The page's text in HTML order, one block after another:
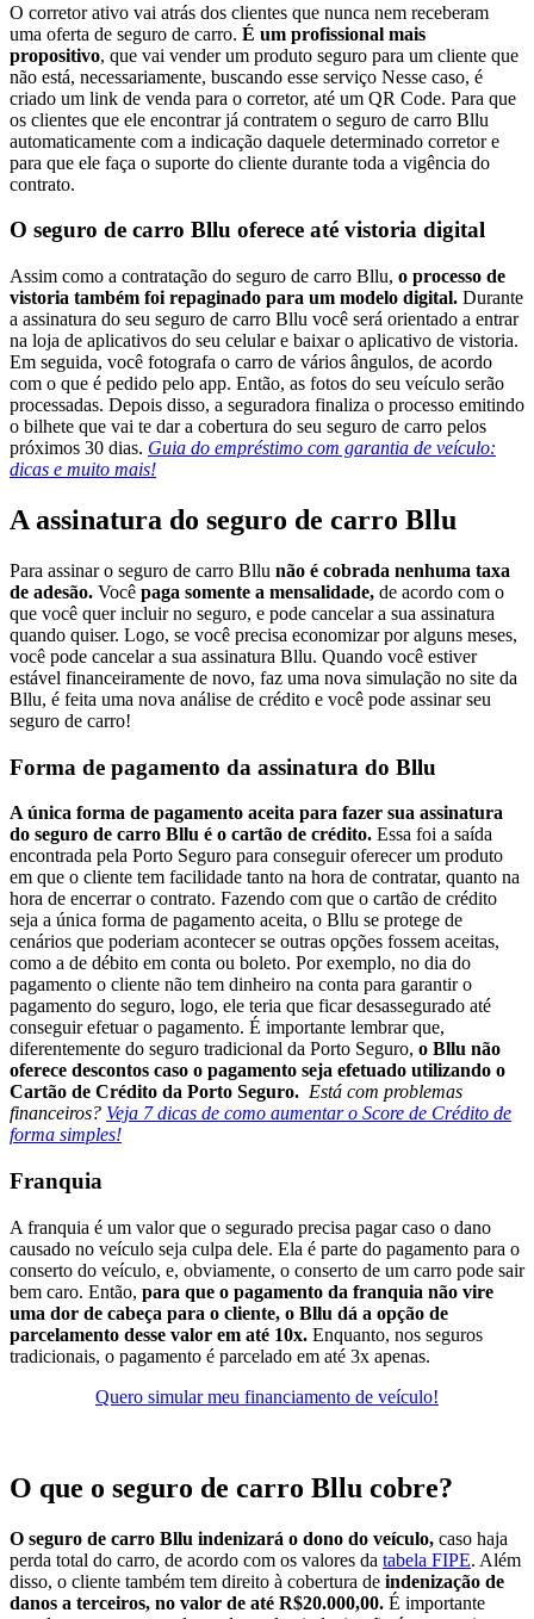
O corretor ativo vai atrás dos clientes que nunca nem receberam
uma oferta de seguro de carro. É um profissional mais
propositivo, que vai vender um produto seguro para um cliente que
não está, necessariamente, buscando esse serviço Nesse caso, é
criado um link de venda para o corretor, até um QR Code. Para que
os clientes que ele encontrar já contratem o seguro de carro Bllu
automaticamente com a indicação daquele determinado corretor e
para que ele faça o suporte do cliente durante toda a vigência do
contrato.
O seguro de carro Bllu oferece até vistoria digital
Assim como a contratação do seguro de carro Bllu, o processo de
vistoria também foi repaginado para um modelo digital. Durante
a assinatura do seu seguro de carro Bllu você será orientado a entrar
na loja de aplicativos do seu celular e baixar o aplicativo de vistoria.
Em seguida, você fotografa o carro de vários ângulos, de acordo
com o que é pedido pelo app. Então, as fotos do seu veículo serão
processadas. Depois disso, a seguradora finaliza o processo emitindo
o bilhete que vai te dar a cobertura do seu seguro de carro pelos
próximos 30 dias. Guia do empréstimo com garantia de veículo:
dicas e muito mais!
A assinatura do seguro de carro Bllu
Para assinar o seguro de carro Bllu não é cobrada nenhuma taxa
de adesão. Você paga somente a mensalidade, de acordo com o
que você quer incluir no seguro, e pode cancelar a sua assinatura
quando quiser. Logo, se você precisa economizar por alguns meses,
você pode cancelar a sua assinatura Bllu. Quando você estiver
estável financeiramente de novo, faz uma nova simulação no site da
Bllu, é feita uma nova análise de crédito e você pode assinar seu
seguro de carro!
Forma de pagamento da assinatura do Bllu
A única forma de pagamento aceita para fazer sua assinatura
do seguro de carro Bllu é o cartão de crédito. Essa foi a saída
encontrada pela Porto Seguro para conseguir oferecer um produto
em que o cliente tem facilidade tanto na hora de contratar, quanto na
hora de encerrar o contrato. Fazendo com que o cartão de crédito
seja a única forma de pagamento aceita, o Bllu se protege de
cenários que poderiam acontecer se outras opções fossem aceitas,
como a de débito em conta ou boleto. Por exemplo, no dia do
pagamento o cliente não tem dinheiro na conta para garantir o
pagamento do seguro, logo, ele teria que ficar desassegurado até
conseguir efetuar o pagamento. É importante lembrar que,
diferentemente do seguro tradicional da Porto Seguro, o Bllu não
oferece descontos caso o pagamento seja efetuado utilizando o
Cartão de Crédito da Porto Seguro. Está com problemas
financeiros? Veja 7 dicas de como aumentar o Score de Crédito de
forma simples!
Franquia
A franquia é um valor que o segurado precisa pagar caso o dano
causado no veículo seja culpa dele. Ela é parte do pagamento para o
conserto do veículo, e, obviamente, o conserto de um carro pode sair
bem caro. Então, para que o pagamento da franquia não vire
uma dor de cabeça para o cliente, o Bllu dá a opção de
parcelamento desse valor em até 10x. Enquanto, nos seguros
tradicionais, o pagamento é parcelado em até 3x apenas.
Quero simular meu financiamento de veículo!
O que o seguro de carro Bllu cobre?
O seguro de carro Bllu indenizará o dono do veículo, caso haja
perda total do carro, de acordo com os valores da tabela FIPE. Além
disso, o cliente também tem direito à cobertura de indenização de
danos a terceiros, no valor de até R$20.000,00. É importante